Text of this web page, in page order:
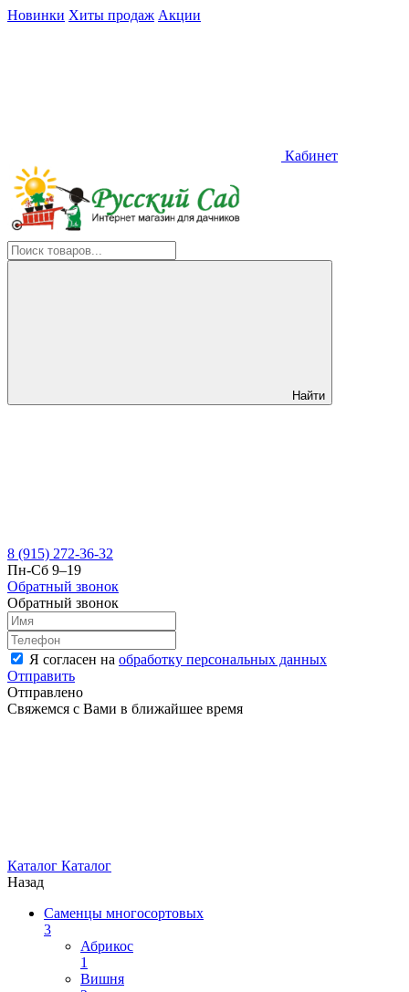
Новинки Хиты продаж Акции
Кабинет
Найти
8 (915) 272-36-32
Пн-Сб 9–19
Обратный звонок
Обратный звонок
Я согласен на обработку персональных данных
Отправить
Отправлено
Свяжемся с Вами в ближайшее время
Каталог Каталог
Назад
Саменцы многосортовых
3
Абрикос
1
Вишня